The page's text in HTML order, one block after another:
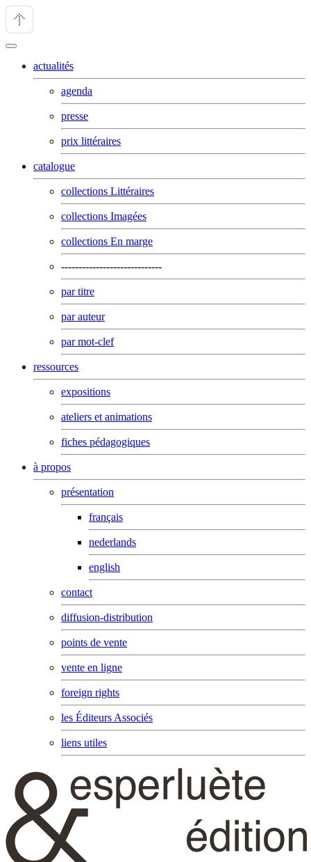
actualités
agenda
presse
prix littéraires
catalogue
collections Littéraires
collections Imagées
collections En marge
-----------------------------
par titre
par auteur
par mot-clef
ressources
expositions
ateliers et animations
fiches pédagogiques
à propos
présentation
français
nederlands
english
contact
diffusion-distribution
points de vente
vente en ligne
foreign rights
les Éditeurs Associés
liens utiles